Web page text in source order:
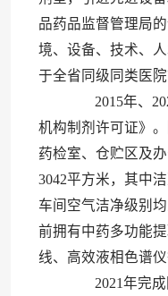
品药品监督管理局
境、设备、技术、
于全省同级同类医院
2015年、
机构制剂许可证》
药检室、仓贮区及
3042平方米，其中
车间空气洁净级别
前拥有中药多功能
线、高效液相色谱
2021年完成